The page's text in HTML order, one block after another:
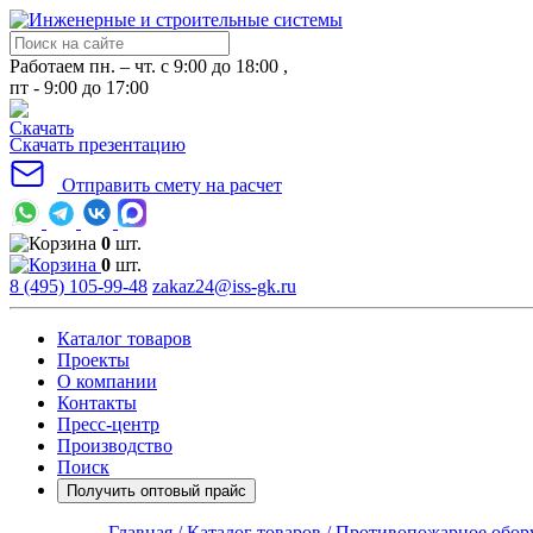
Работаем пн. – чт. с 9:00 до 18:00 ,
пт - 9:00 до 17:00
Скачать презентацию
Отправить смету на расчет
0 шт.
0 шт.
8 (495) 105-99-48 zakaz24@iss-gk.ru
Каталог товаров
Проекты
О компании
Контакты
Пресс-центр
Производство
Поиск
Получить оптовый прайс